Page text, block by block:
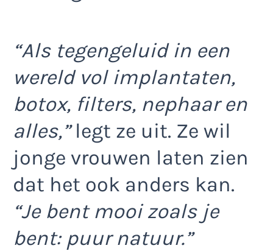
“Als tegengeluid in een
wereld vol implantaten,
botox, filters, nephaar en
alles,”legt ze uit. Ze wil
jonge vrouwen laten zien
dat het ook anders kan.
“Je bent mooi zoals je
bent: puur natuur.”